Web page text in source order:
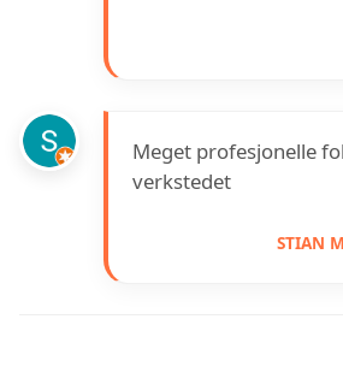
Meget profesjonelle
verkstedet
STIAN